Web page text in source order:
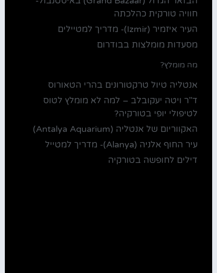
חוויה טורקית כהלכתה
העיר איזמיר (Izmir)- מדריך למטיילים
מסעדות מומלצות בבודרום
מה מומלץ?
אנטליה טיול טרקטורונים בהרי הטאורוס
ד"ר ויטה יעקובלב – למה לא מומלץ לטוס
לטיפולי יופי בטורקיה?
האקווריום של אנטליה (Antalya Aquarium)
עיר החוף אלניה (Alanya)- מדריך למטייל
דילים לחופשה בטורקיה